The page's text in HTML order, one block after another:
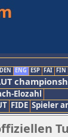
DEN ENG ESP FAI FIN
Elozahl
FIDE Spieler